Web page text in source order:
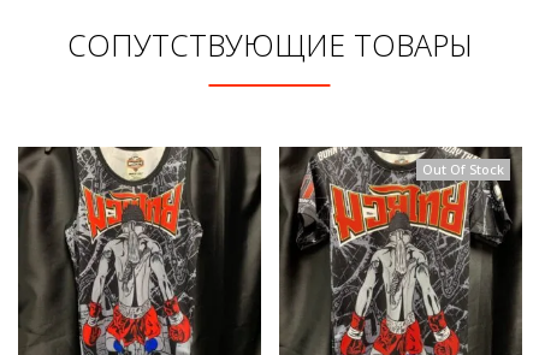
СОПУТСТВУЮЩИЕ ТОВАРЫ
Out Of Stock